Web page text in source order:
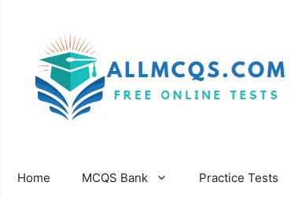
Home MCQS Bank Practice Tests